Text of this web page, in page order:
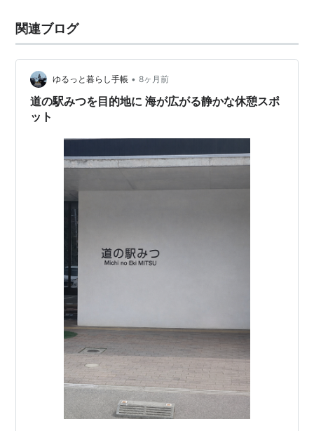
関連ブログ
ゆるっと暮らし手帳 • 8ヶ月前
道の駅みつを目的地に 海が広がる静かな休憩スポ
ット